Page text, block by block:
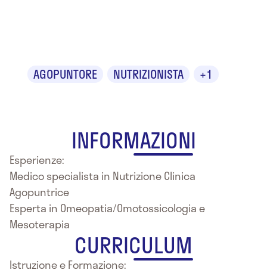
AGOPUNTORE NUTRIZIONISTA +1
INFORMAZIONI
Esperienze:
Medico specialista in Nutrizione Clinica
Agopuntrice
Esperta in Omeopatia/Omotossicologia e
Mesoterapia
CURRICULUM
Istruzione e Formazione: